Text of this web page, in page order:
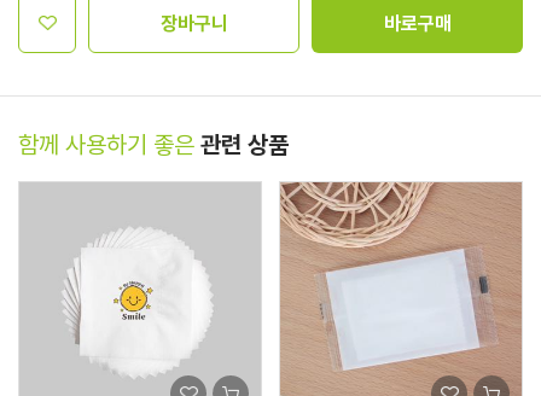
장바구니 바로구매
함께 사용하기 좋은 관련 상품